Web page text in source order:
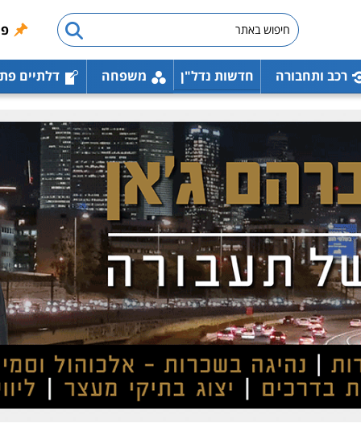
רכב ותחבורה חדשות נדל"ן משפחה דלתיים